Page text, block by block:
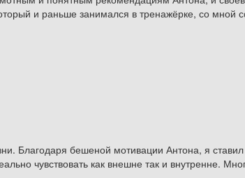
и раньше занимался в тренажёрке, со мной
Благодаря бешеной мотивации Антона, я
чувствовать как внешне так и внутренне.